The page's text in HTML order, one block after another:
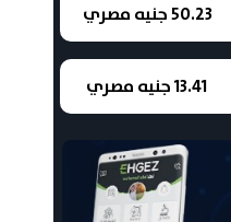
50.23 جنيه مصري
13.41 جنيه مصري